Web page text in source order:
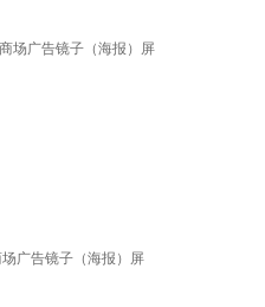
场广告镜子（海报）屏
场广告镜子（海报）屏